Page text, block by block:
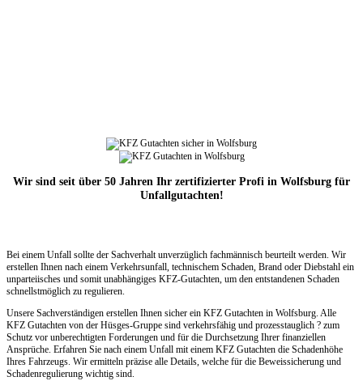
Wir sind seit über 50 Jahren Ihr zertifizierter Profi in Wolfsburg für
Unfallgutachten!
Bei einem Unfall sollte der Sachverhalt unverzüglich fachmännisch beurteilt werden. Wir
erstellen Ihnen nach einem Verkehrsunfall, technischem Schaden, Brand oder Diebstahl ein
unparteiisches und somit unabhängiges KFZ-Gutachten, um den entstandenen Schaden
schnellstmöglich zu regulieren.
Unsere Sachverständigen erstellen Ihnen sicher ein KFZ Gutachten in Wolfsburg. Alle
KFZ Gutachten von der Hüsges-Gruppe sind verkehrsfähig und prozesstauglich ? zum
Schutz vor unberechtigten Forderungen und für die Durchsetzung Ihrer finanziellen
Ansprüche. Erfahren Sie nach einem Unfall mit einem KFZ Gutachten die Schadenhöhe
Ihres Fahrzeugs. Wir ermitteln präzise alle Details, welche für die Beweissicherung und
Schadenregulierung wichtig sind.